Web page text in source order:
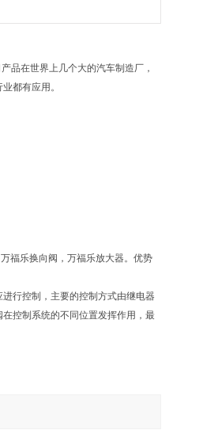
品在世界上几个大的汽车制造厂，
都有应用。
福乐换向阀，万福乐放大器。优势
行控制，主要的控制方式由继电器
控制系统的不同位置发挥作用，最